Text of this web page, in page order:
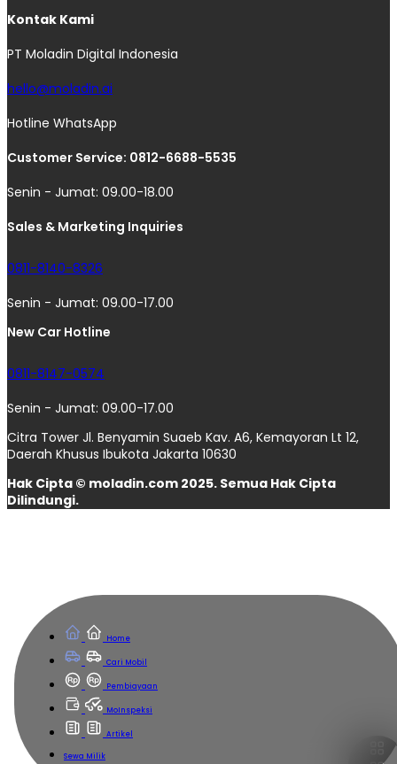
Home
Cari Mobil
Pembiayaan
MoInspeksi
Artikel
Sewa Milik
Kontak Kami
PT Moladin Digital Indonesia
hello@moladin.ai
Hotline WhatsApp
Customer Service: 0812-6688-5535
Senin - Jumat: 09.00-18.00
Sales & Marketing Inquiries
0811-8140-8326
Senin - Jumat: 09.00-17.00
New Car Hotline
0811-8147-0574
Senin - Jumat: 09.00-17.00
Citra Tower Jl. Benyamin Suaeb Kav. A6, Kemayoran Lt 12,
Daerah Khusus Ibukota Jakarta 10630
Hak Cipta © moladin.com 2025. Semua Hak Cipta
Dilindungi.